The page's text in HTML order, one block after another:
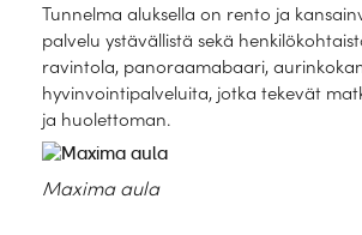
Marella Explorer 2 Marella
Havila Voyages Hamburg
Dream
Finnlines Superstar-luokka
Tunnelma aluksella on rento ja
palvelu ystävällistä sekä
ravintola, panoraamabaari,
hyvinvointipalveluita, jotka tekevät
ja huolettoman.
Maxima aula